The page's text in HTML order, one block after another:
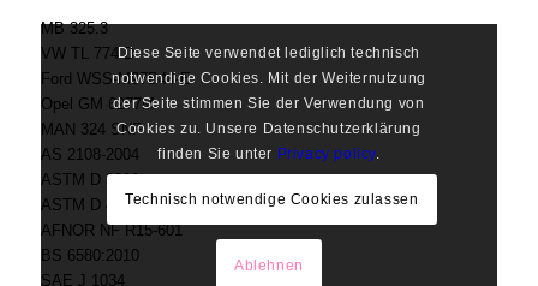
MB 325.3
VW TL 774 D
Ford WSS-M97B44-E
Opel GM 6277M
MAN 324 SNF
AS 2108-2004
ASTM D 3306
ASTM D 4985
AFNOR NF R15-601
BS 6580:2010
SAE J 1034
Diese Seite verwendet lediglich technisch
notwendige Cookies. Mit der Weiternutzung
der Seite stimmen Sie der Verwendung von
Cookies zu. Unsere Datenschutzerklärung
finden Sie unter Privacy policy.
Technisch notwendige Cookies zulassen
Ablehnen